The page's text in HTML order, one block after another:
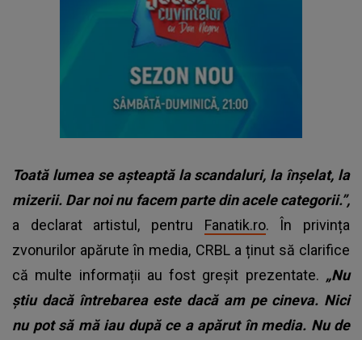
Toată lumea se așteaptă la scandaluri, la înșelat, la
mizerii. Dar noi nu facem parte din acele categorii.”,
a declarat artistul, pentru Fanatik.ro. În privința
zvonurilor apărute în media, CRBL a ținut să clarifice
că multe informații au fost greșit prezentate. „Nu
știu dacă întrebarea este dacă am pe cineva. Nici
nu pot să mă iau după ce a apărut în media. Nu de